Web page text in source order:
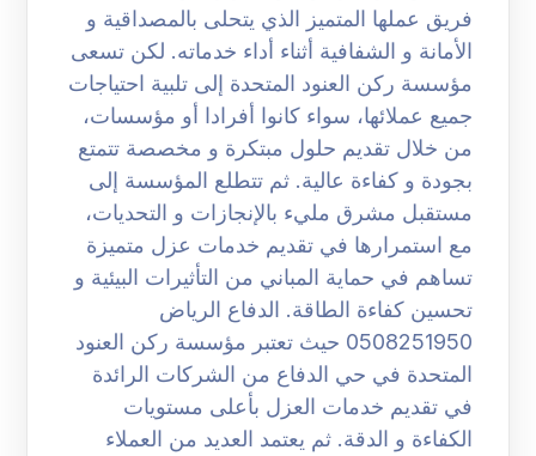
فريق عملها المتميز الذي يتحلى بالمصداقية و
الأمانة و الشفافية أثناء أداء خدماته. لكن تسعى
مؤسسة ركن العنود المتحدة إلى تلبية احتياجات
جميع عملائها، سواء كانوا أفرادا أو مؤسسات،
من خلال تقديم حلول مبتكرة و مخصصة تتمتع
بجودة و كفاءة عالية. ثم تتطلع المؤسسة إلى
مستقبل مشرق مليء بالإنجازات و التحديات،
مع استمرارها في تقديم خدمات عزل متميزة
تساهم في حماية المباني من التأثيرات البيئية و
تحسين كفاءة الطاقة. الدفاع الرياض
0508251950 حيث تعتبر مؤسسة ركن العنود
المتحدة في حي الدفاع من الشركات الرائدة
في تقديم خدمات العزل بأعلى مستويات
الكفاءة و الدقة. ثم يعتمد العديد من العملاء